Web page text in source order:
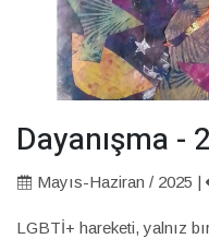
Dayanışma -
Mayıs-Haziran / 2025 |
LGBTİ+ hareketi, yalnız